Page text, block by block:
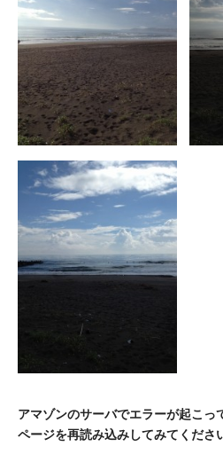
アマゾンのサーバでエラーが起こっ
ページを再読み込みしてみてくださ